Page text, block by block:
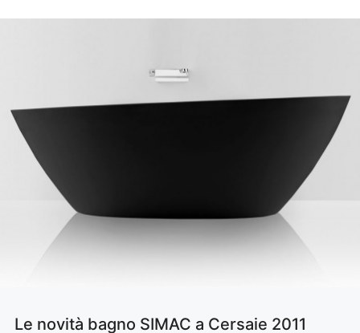
Le novità bagno SIMAC a Cersaie 2011